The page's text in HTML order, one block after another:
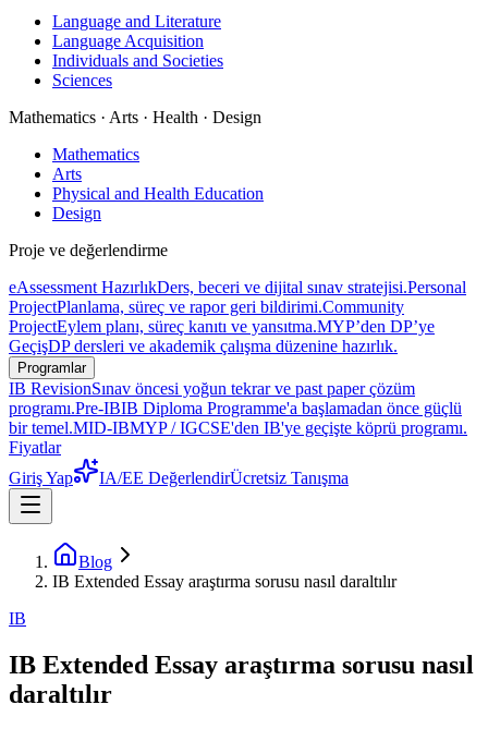
Language and Literature
Language Acquisition
Individuals and Societies
Sciences
Mathematics · Arts · Health · Design
Mathematics
Arts
Physical and Health Education
Design
Proje ve değerlendirme
eAssessment HazırlıkDers, beceri ve dijital sınav stratejisi.Personal
ProjectPlanlama, süreç ve rapor geri bildirimi.Community
ProjectEylem planı, süreç kanıtı ve yansıtma.MYP’den DP’ye
GeçişDP dersleri ve akademik çalışma düzenine hazırlık.
Programlar
IB RevisionSınav öncesi yoğun tekrar ve past paper çözüm
programı.Pre-IBIB Diploma Programme'a başlamadan önce güçlü
bir temel.MID-IBMYP / IGCSE'den IB'ye geçişte köprü programı.
Fiyatlar
Giriş Yap
IA/EE DeğerlendirÜcretsiz Tanışma
Blog
IB Extended Essay araştırma sorusu nasıl daraltılır
IB
IB Extended Essay araştırma sorusu nasıl
daraltılır